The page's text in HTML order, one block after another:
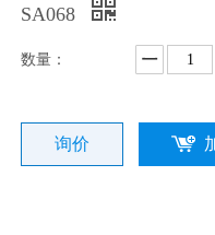
SA068
数量：
询价